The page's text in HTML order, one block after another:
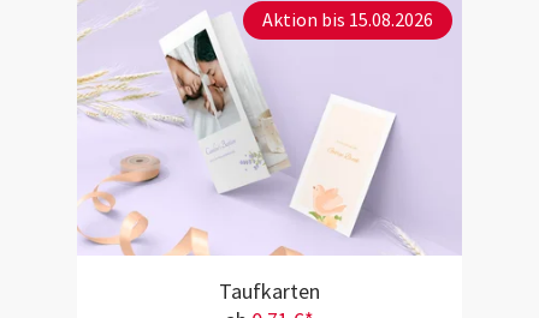
Aktion bis 15.08.2026
Taufkarten